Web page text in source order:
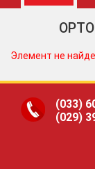
Элемент не
(033)
(029)